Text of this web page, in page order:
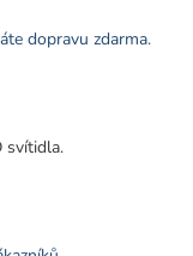
dopravu zdarma.
svítidla.